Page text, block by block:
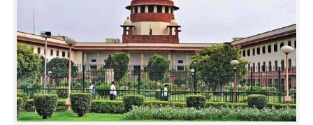
INFO+
ART
ASTRO